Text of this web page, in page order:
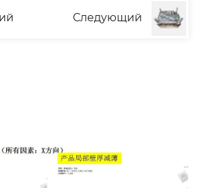
Следующий